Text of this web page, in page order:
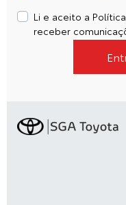
Li e aceito a
receber